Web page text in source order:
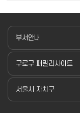
부서안내
구로구 패밀리사이트
서울시 자치구